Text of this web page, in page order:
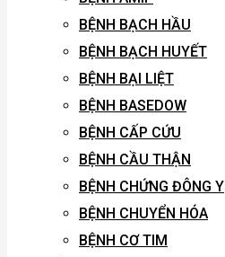
BỆNH BẠCH HẦU
BỆNH BẠCH HUYẾT
BỆNH BẠI LIỆT
BỆNH BASEDOW
BỆNH CẤP CỨU
BỆNH CẦU THẬN
BỆNH CHỨNG ĐÔNG Y
BỆNH CHUYỂN HÓA
BỆNH CƠ TIM